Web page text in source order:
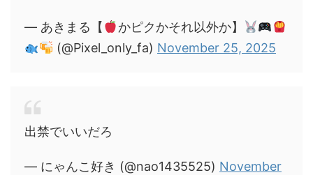
— あきまる【
かピクかそれ以外か】
(@Pixel_only_fa) November 25, 2025
出禁でいいだろ
— にゃんこ好き (@nao1435525) November